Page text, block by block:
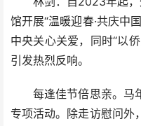
馆开展“温暖迎春·共庆中
中央关心关爱，同时“以
引发热烈反响。
每逢佳节倍思亲。马
专项活动。除走访慰问外